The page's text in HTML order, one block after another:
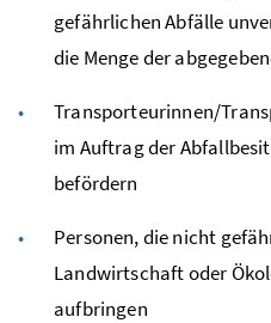
gefährlichen Abfälle
die Menge der
Transporteurinnen/
im Auftrag der
befördern
Personen, die nicht
Landwirtschaft oder
aufbringen